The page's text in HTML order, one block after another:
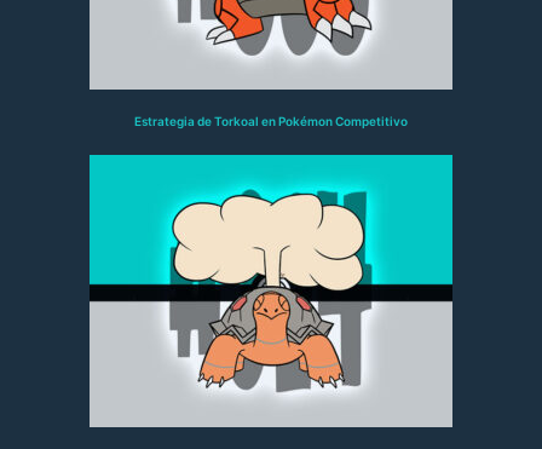
Estrategia de Torkoal en Pokémon Competitivo